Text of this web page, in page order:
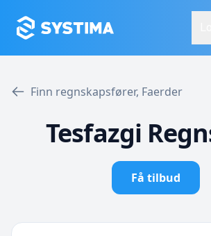
Finn regnskapsfører, Faerder
Tesfazgi
Få tilbud